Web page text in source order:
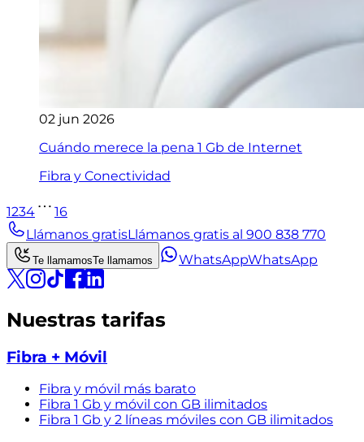
02 jun 2026
Cuándo merece la pena 1 Gb de Internet
Fibra y Conectividad
1234
16
Llámanos gratisLlámanos gratis al 900 838 770
Te llamamosTe llamamos WhatsAppWhatsApp
Nuestras tarifas
Fibra + Móvil
Fibra y móvil más barato
Fibra 1 Gb y móvil con GB ilimitados
Fibra 1 Gb y 2 líneas móviles con GB ilimitados